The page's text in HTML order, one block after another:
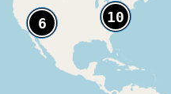
6 10